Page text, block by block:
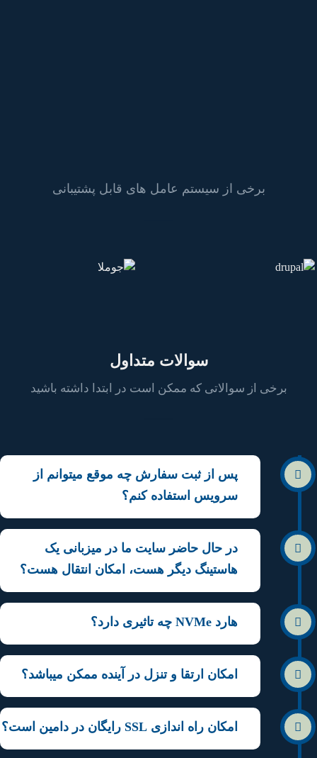
برخی از سیستم عامل های قابل پشتیبانی
سوالات متداول
برخی از سوالاتی که ممکن است در ابتدا داشته باشید
پس از ثبت سفارش چه موقع میتوانم از
سرویس استفاده کنم؟
در حال حاضر سایت ما در میزبانی یک
هاستینگ دیگر هست، امکان انتقال هست؟
هارد NVMe چه تاثیری دارد؟
امکان ارتقا و تنزل در آینده ممکن میباشد؟
امکان راه اندازی SSL رایگان در دامین است؟